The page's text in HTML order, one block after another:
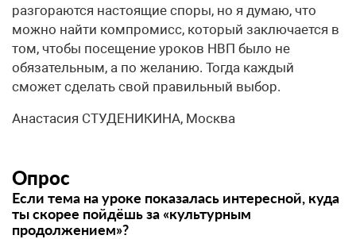
разгораются настоящие споры, но я думаю, что
можно найти компромисс, который заключается в
том, чтобы посещение уроков НВП было не
обязательным, а по желанию. Тогда каждый
сможет сделать свой правильный выбор.
Анастасия СТУДЕНИКИНА, Москва
Опрос
Если тема на уроке показалась интересной, куда
ты скорее пойдёшь за «культурным
продолжением»?